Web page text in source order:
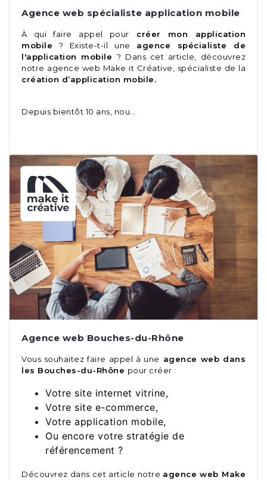
Agence web spécialiste application mobile
À qui faire appel pour créer mon application
mobile ? Existe-t-il une agence spécialiste de
l'application mobile ? Dans cet article, découvrez
notre agence web Make it Créative, spécialiste de la
création d’application mobile.
Depuis bientôt 10 ans, nou…
Agence web Bouches-du-Rhône
Vous souhaitez faire appel à une agence web dans
les Bouches-du-Rhône pour créer :
Votre site internet vitrine,
Votre site e-commerce,
Votre application mobile,
Ou encore votre stratégie de
référencement ?
Découvrez dans cet article notre agence web Make